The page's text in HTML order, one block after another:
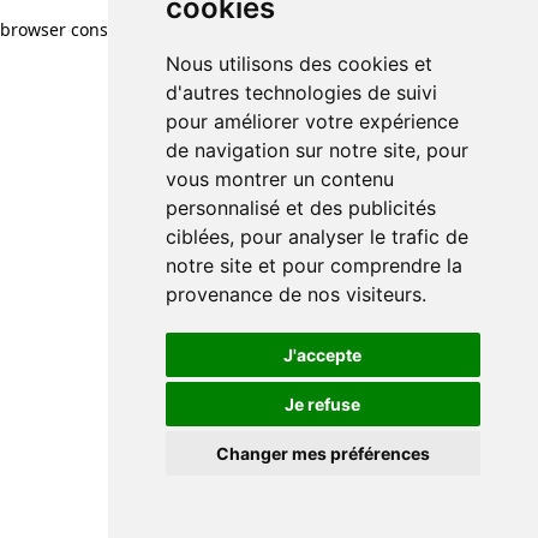
cookies
Nous utilisons des cookies et
d'autres technologies de suivi
pour améliorer votre expérience
de navigation sur notre site, pour
vous montrer un contenu
personnalisé et des publicités
ciblées, pour analyser le trafic de
notre site et pour comprendre la
provenance de nos visiteurs.
J'accepte
Je refuse
Changer mes préférences
browser console for more information)